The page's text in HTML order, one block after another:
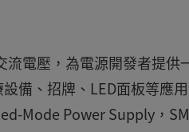
流電壓，為電源開發者提供
備、招牌、LED面板等應
Mode Power Supply，